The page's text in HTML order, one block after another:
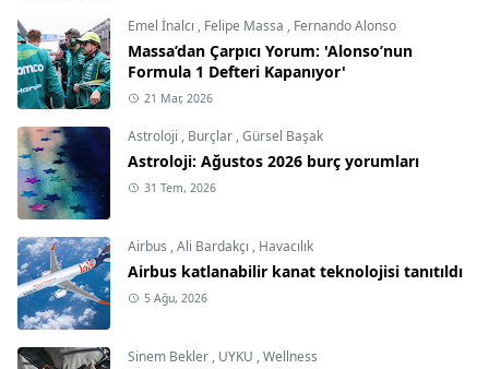
Emel İnalcı , Felipe Massa , Fernando Alonso
Massa’dan Çarpıcı Yorum: 'Alonso’nun
Formula 1 Defteri Kapanıyor'
21 Mar, 2026
Astroloji , Burçlar ,Gürsel Başak
Astroloji: Ağustos 2026 burç yorumları
31 Tem, 2026
Airbus ,Ali Bardakçı , Havacılık
Airbus katlanabilir kanat teknolojisi tanıtıldı
5 Ağu, 2026
Sinem Bekler , UYKU ,Wellness